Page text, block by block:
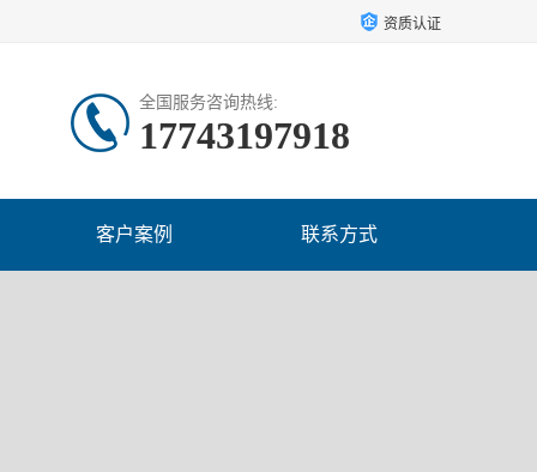
资质认证
全国服务咨询热线:
17743197918
客户案例 联系方式